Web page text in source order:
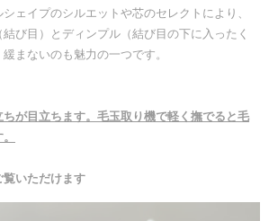
ェイプのシルエットや芯のセレクトにより、
び目）とディンプル（結び目の下に入ったく
まないのも魅力の一つです。
が目立ちます。毛玉取り機で軽く撫でると毛
いただけます